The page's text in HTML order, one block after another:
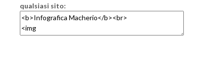
qualsiasi sito: